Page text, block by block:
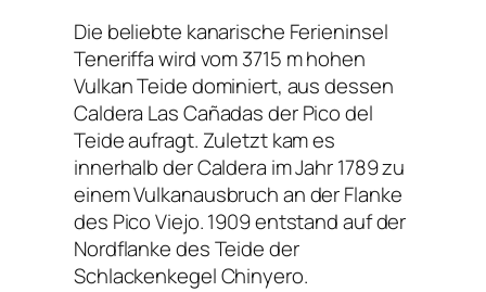
Die beliebte kanarische Ferieninsel
Teneriffa wird vom 3715 m hohen
Vulkan Teide dominiert, aus dessen
Caldera Las Cañadas der Pico del
Teide aufragt. Zuletzt kam es
innerhalb der Caldera im Jahr 1789 zu
einem Vulkanausbruch an der Flanke
des Pico Viejo. 1909 entstand auf der
Nordflanke des Teide der
Schlackenkegel Chinyero.